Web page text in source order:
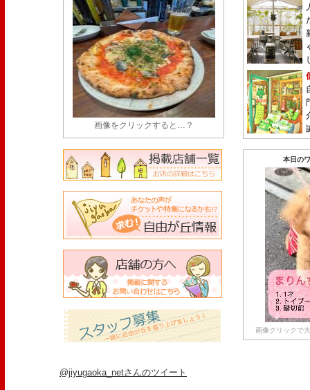
画像をクリックすると…？
本日の
画像クリックで
@jiyugaoka_netさんのツイート